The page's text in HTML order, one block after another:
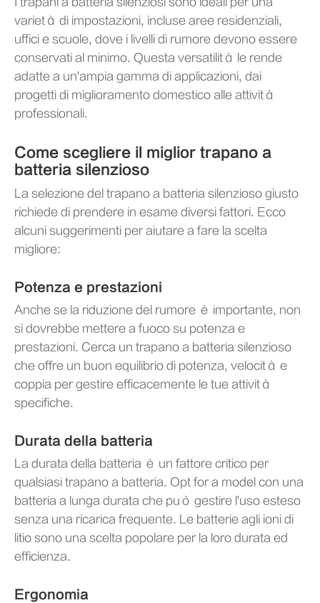
varietà di impostazioni, incluse aree residenziali,
uffici e scuole, dove i livelli di rumore devono essere
conservati al minimo. Questa versatilità le rende
adatte a un'ampia gamma di applicazioni, dai
progetti di miglioramento domestico alle attività
professionali.
Come scegliere il miglior trapano a
batteria silenzioso
La selezione del trapano a batteria silenzioso giusto
richiede di prendere in esame diversi fattori. Ecco
alcuni suggerimenti per aiutare a fare la scelta
migliore:
Potenza e prestazioni
Anche se la riduzione del rumore è importante, non
si dovrebbe mettere a fuoco su potenza e
prestazioni. Cerca un trapano a batteria silenzioso
che offre un buon equilibrio di potenza, velocità e
coppia per gestire efficacemente le tue attività
specifiche.
Durata della batteria
La durata della batteria è un fattore critico per
qualsiasi trapano a batteria. Opt for a model con una
batteria a lunga durata che può gestire l'uso esteso
senza una ricarica frequente. Le batterie agli ioni di
litio sono una scelta popolare per la loro durata ed
efficienza.
Ergonomia